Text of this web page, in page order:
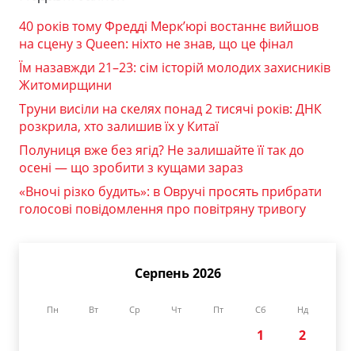
40 років тому Фредді Мерк’юрі востаннє вийшов
на сцену з Queen: ніхто не знав, що це фінал
Їм назавжди 21–23: сім історій молодих захисників
Житомирщини
Труни висіли на скелях понад 2 тисячі років: ДНК
розкрила, хто залишив їх у Китаї
Полуниця вже без ягід? Не залишайте її так до
осені — що зробити з кущами зараз
«Вночі різко будить»: в Овручі просять прибрати
голосові повідомлення про повітряну тривогу
Серпень 2026
Пн Вт Ср Чт Пт Сб Нд
1
2